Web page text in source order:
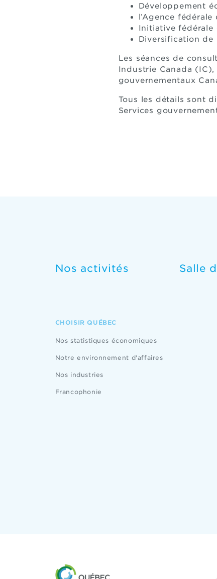
Développement
l’Agence
Initiative fédérale
Diversification de
Les séances de
Industrie Canada
gouvernementaux
Tous les détails sont
Services
Nos activités Salle
CHOISIR QUÉBEC
Nos statistiques économiques
Notre environnement d'affaires
Nos industries
Francophonie